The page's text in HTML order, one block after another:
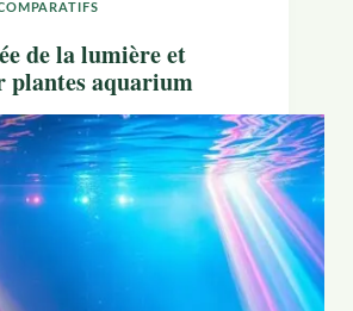
de la lumière et
plantes aquarium